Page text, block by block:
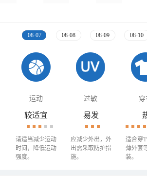
08-07 08-08 08-09 08-10
运动 过敏 穿
较适宜
请适当减少运动
时间，降低运动
强度。
易发
应减少外出，外
出需采取防护措
施。
适合穿
薄外套
装。